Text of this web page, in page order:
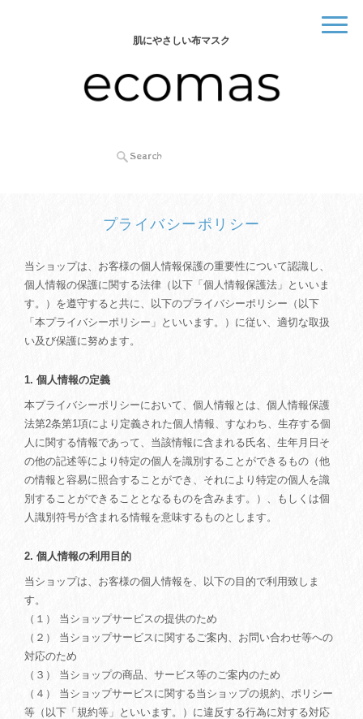
肌にやさしい布マスク
プライバシーポリシー
当ショップは、お客様の個人情報保護の重要性について認識し、
個人情報の保護に関する法律（以下「個人情報保護法」といいま
す。）を遵守すると共に、以下のプライバシーポリシー（以下
「本プライバシーポリシー」といいます。）に従い、適切な取扱
い及び保護に努めます。
1. 個人情報の定義
本プライバシーポリシーにおいて、個人情報とは、個人情報保護
法第2条第1項により定義された個人情報、すなわち、生存する個
人に関する情報であって、当該情報に含まれる氏名、生年月日そ
の他の記述等により特定の個人を識別することができるもの（他
の情報と容易に照合することができ、それにより特定の個人を識
別することができることとなるものを含みます。）、もしくは個
人識別符号が含まれる情報を意味するものとします。
2. 個人情報の利用目的
当ショップは、お客様の個人情報を、以下の目的で利用致しま
す。
（１） 当ショップサービスの提供のため
（２） 当ショップサービスに関するご案内、お問い合わせ等への
対応のため
（３） 当ショップの商品、サービス等のご案内のため
（４） 当ショップサービスに関する当ショップの規約、ポリシー
等（以下「規約等」といいます。）に違反する行為に対する対応